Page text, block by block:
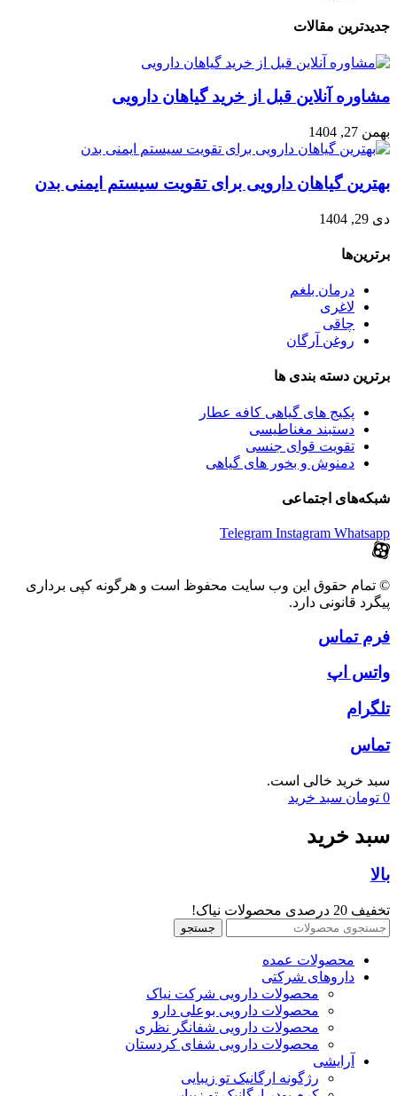
جدیدترین مقالات
مشاوره آنلاین قبل از خرید گیاهان دارویی
بهمن 27, 1404
بهترین گیاهان دارویی برای تقویت سیستم ایمنی بدن
دی 29, 1404
برترین‌ها
درمان بلغم
لاغری
چاقی
روغن آرگان
برترین‌ دسته بندی ها
پکیج های گیاهی کافه عطار
دستبند مغناطیسی
تقویت قوای جنسی
دمنوش و بخور های گیاهی
شبکه‌های اجتماعی
Telegram Instagram Whatsapp
© تمام حقوق این وب سایت محفوظ است و هرگونه کپی برداری
پیگرد قانونی دارد.
فرم تماس
واتس اپ
تلگرام
تماس
سبد خرید خالی است.
0 تومان سبد خرید
سبد خرید
بالا
تخفیف 20 درصدی محصولات نیاک!
جستجو
محصولات عمده
داروهای شرکتی
محصولات دارویی شرکت نیاک
محصولات دارویی بوعلی دارو
محصولات دارویی شفانگر نظری
محصولات دارویی شفای کردستان
آرایشی
رژگونه ارگانیک تو زیبایی